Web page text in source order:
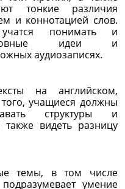
тонкие различия
и коннотацией слов.
понимать и
идеи и
аудиозаписях.
на английском,
учащиеся должны
структуры и
видеть разницу
темы, в том числе
умение